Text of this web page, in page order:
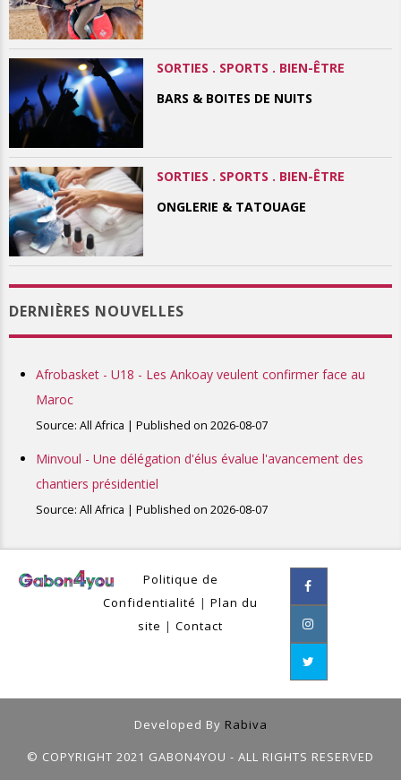
SORTIES . SPORTS . BIEN-ÊTRE
BARS & BOITES DE NUITS
SORTIES . SPORTS . BIEN-ÊTRE
ONGLERIE & TATOUAGE
DERNIÈRES NOUVELLES
Afrobasket - U18 - Les Ankoay veulent confirmer face au
Maroc
Source: All Africa Published on 2026-08-07
Minvoul - Une délégation d'élus évalue l'avancement des
chantiers présidentiel
Source: All Africa Published on 2026-08-07
Politique de
Confidentialité | Plan du
site | Contact
Developed By Rabiva
© COPYRIGHT 2021 GABON4YOU - ALL RIGHTS RESERVED